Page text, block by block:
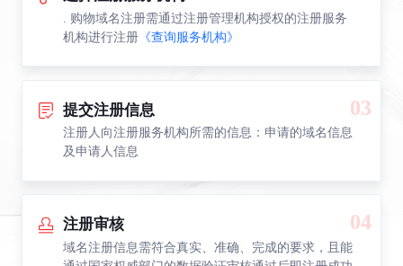
. 购物域名注册需通过注册管理机构授权的注册服务
机构进行注册 《查询服务机构》
提交注册信息
注册人向注册服务机构所需的信息：申请的域名信息
及申请人信息
03
注册审核
域名注册信息需符合真实、准确、完成的要求，且能
04